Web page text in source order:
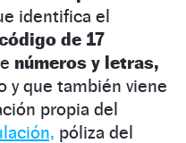
identifica el
de 17
números y letras,
y que también viene
propia del
póliza del